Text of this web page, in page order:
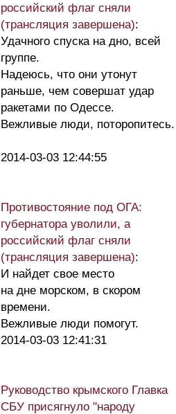
российский флаг сняли
(трансляция завершена):
Удачного спуска на дно, всей
группе.
Надеюсь, что они утонут
раньше, чем совершат удар
ракетами по Одессе.
Вежливые люди, поторопитесь.
2014-03-03 12:44:55
Противостояние под ОГА:
губернатора уволили, а
российский флаг сняли
(трансляция завершена):
И найдет свое место
на дне морском, в скором
времени.
Вежливые люди помогут.
2014-03-03 12:41:31
Руководство крымского Главка
СБУ присягнуло "народу